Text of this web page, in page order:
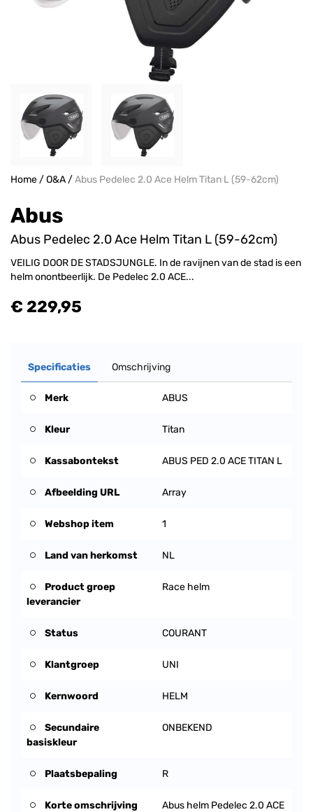
Home/O&A/Abus Pedelec 2.0 Ace Helm Titan L (59-62cm)
Abus
Abus Pedelec 2.0 Ace Helm Titan L (59-62cm)
VEILIG DOOR DE STADSJUNGLE. In de ravijnen van de stad is een
helm onontbeerlijk. De Pedelec 2.0 ACE...
€ 229,95
Specificaties Omschrijving
Merk ABUS
Kleur Titan
Kassabontekst ABUS PED 2.0 ACE TITAN L
Afbeelding URL Array
Webshop item 1
Land van herkomst NL
Product groep
leverancier
Race helm
Status COURANT
Klantgroep UNI
Kernwoord HELM
Secundaire
basiskleur
ONBEKEND
Plaatsbepaling R
Korte omschrijving
Abus helm Pedelec 2.0 ACE